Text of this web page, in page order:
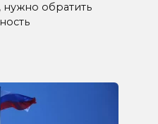
нужно обратить